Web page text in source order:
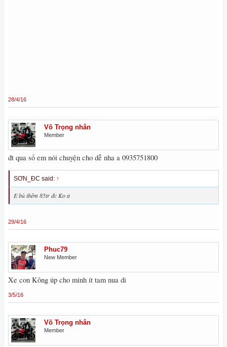
28/4/16
Võ Trọng nhân
Member
đt qua số em nói chuyện cho dễ nha a 0935751800
SƠN_ĐC said: ↑
E bù thêm 85tr đc Ko a
29/4/16
Phuc79
New Member
Xe con Kông úp cho minh ít tam nua di
3/5/16
Võ Trọng nhân
Member